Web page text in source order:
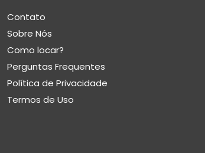
Contato
Sobre Nós
Como locar?
Perguntas Frequentes
Política de Privacidade
Termos de Uso